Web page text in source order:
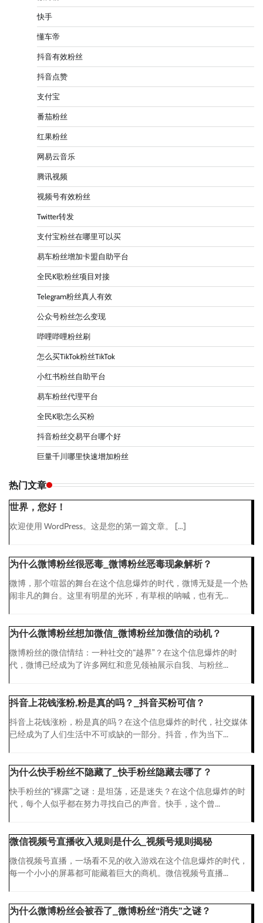
快手
懂车帝
抖音有效粉丝
抖音点赞
支付宝
番茄粉丝
红果粉丝
网易云音乐
腾讯视频
视频号有效粉丝
Twitter转发
支付宝粉丝在哪里可以买
易车粉丝增加卡盟自助平台
全民K歌粉丝项目对接
Telegram粉丝真人有效
公众号粉丝怎么变现
哔哩哔哩粉丝刷
怎么买TikTok粉丝TikTok
小红书粉丝自助平台
易车粉丝代理平台
全民K歌怎么买粉
抖音粉丝交易平台哪个好
巨量千川哪里快速增加粉丝
热门文章
世界，您好！
欢迎使用 WordPress。这是您的第一篇文章。 […]
为什么微博粉丝很恶毒_微博粉丝恶毒现象解析？
微博，那个喧嚣的舞台在这个信息爆炸的时代，微博无疑是一个热
闹非凡的舞台。这里有明星的光环，有草根的呐喊，也有无...
为什么微博粉丝想加微信_微博粉丝加微信的动机？
微博粉丝的微信情结：一种社交的“越界”？在这个信息爆炸的时
代，微博已经成为了许多网红和意见领袖展示自我、与粉丝...
抖音上花钱涨粉,粉是真的吗？_抖音买粉可信？
抖音上花钱涨粉，粉是真的吗？在这个信息爆炸的时代，社交媒体
已经成为了人们生活中不可或缺的一部分。抖音，作为当下...
为什么快手粉丝不隐藏了_快手粉丝隐藏去哪了？
快手粉丝的“裸露”之谜：是坦荡，还是迷失？在这个信息爆炸的时
代，每个人似乎都在努力寻找自己的声音。快手，这个曾...
微信视频号直播收入规则是什么_视频号规则揭秘
微信视频号直播，一场看不见的收入游戏在这个信息爆炸的时代，
每一个小小的屏幕都可能藏着巨大的商机。微信视频号直播...
为什么微博粉丝会被吞了_微博粉丝“消失”之谜？